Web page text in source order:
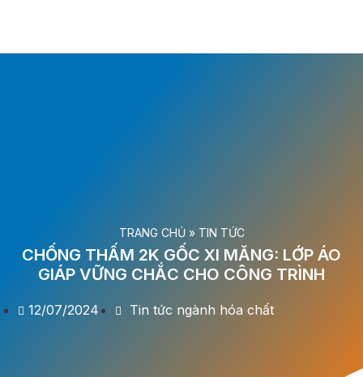
TRANG CHỦ» TIN TỨC
CHỐNG THẤM 2K GỐC XI MĂNG: LỚP ÁO
GIÁP VỮNG CHẮC CHO CÔNG TRÌNH
12/07/2024 Tin tức ngành hóa chất